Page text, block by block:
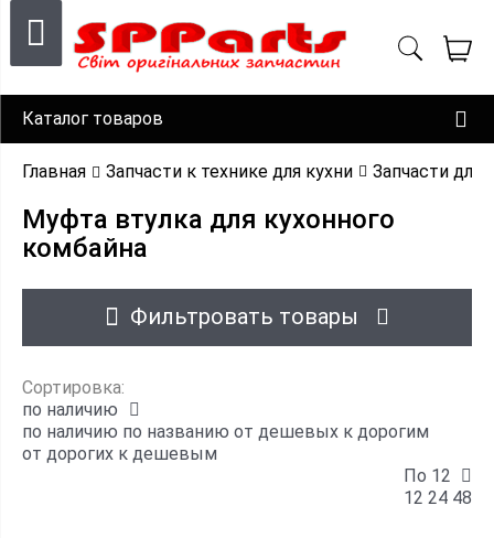
Каталог товаров
Главная Запчасти к технике для кухни Запчасти для
Муфта втулка для кухонного
комбайна
Фильтровать товары
Сортировка:
по наличию
по наличию по названию от дешевых к дорогим
от дорогих к дешевым
По 12
12 24 48